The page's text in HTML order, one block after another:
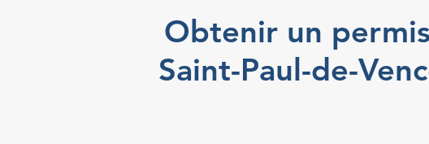
Obtenir un
Saint-Paul-de-